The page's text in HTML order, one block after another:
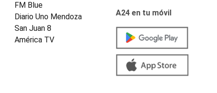
FM Blue
Diario Uno Mendoza
San Juan 8
América TV
A24 en tu móvil